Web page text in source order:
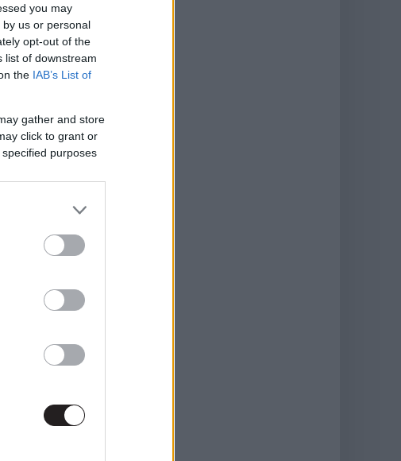
you may
us or personal
opt-out of the
list of downstream
the IAB’s List of
gather and store
click to grant or
purposes